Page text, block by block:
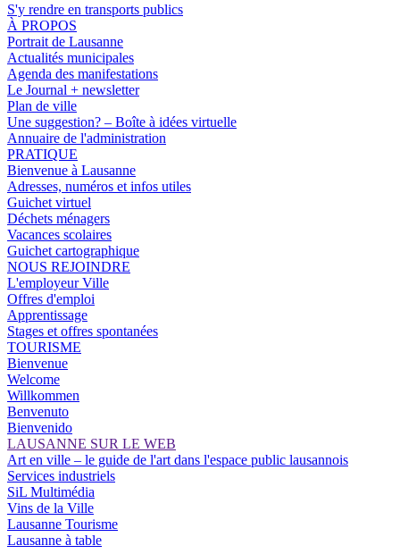
S'y rendre en transports publics
À PROPOS
Portrait de Lausanne
Actualités municipales
Agenda des manifestations
Le Journal + newsletter
Plan de ville
Une suggestion? – Boîte à idées virtuelle
Annuaire de l'administration
PRATIQUE
Bienvenue à Lausanne
Adresses, numéros et infos utiles
Guichet virtuel
Déchets ménagers
Vacances scolaires
Guichet cartographique
NOUS REJOINDRE
L'employeur Ville
Offres d'emploi
Apprentissage
Stages et offres spontanées
TOURISME
Bienvenue
Welcome
Willkommen
Benvenuto
Bienvenido
LAUSANNE SUR LE WEB
Art en ville – le guide de l'art dans l'espace public lausannois
Services industriels
SiL Multimédia
Vins de la Ville
Lausanne Tourisme
Lausanne à table